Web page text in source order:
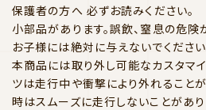
保護者の方へ 必ずお読みください。
小部品があります。誤飲、窒息の危険
お子様には絶対に与えないでください
本商品には取り外し可能なカスタマ
ツは走行中や衝撃により外れることが
時はスムーズに走行しないことがあり